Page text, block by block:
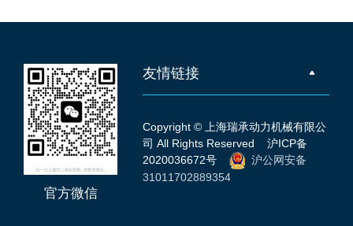
官方微信
友情链接
Copyright © 上海瑞承动力机械有限公
司 All Rights Reserved沪ICP备
2020036672号
沪公网安备
31011702889354